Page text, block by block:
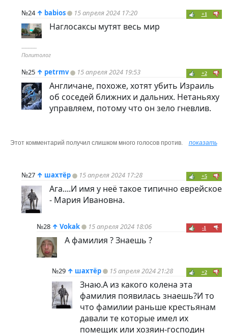
№24 ↑ babios 15 апреля 2024 17:20 +1
Наглосаксы мутят весь мир
----------
Политолог
№25 ↑ petrmv 15 апреля 2024 19:53 +2
Англичане, похоже, хотят убить Израиль
об соседей ближних и дальних. Нетаньяху
управляем, потому что он зело гневлив.
Этот комментарий получил слишком много голосов против. показать
№27 ↑ шахтёр 15 апреля 2024 17:28 +5
Ага....И имя у неё такое типично еврейское
- Мария Ивановна.
№28 ↑ Vokak 15 апреля 2024 18:06 -1
А фамилия ? Знаешь ?
№29 ↑ шахтёр 15 апреля 2024 21:28 +2
Знаю.А из какого колена эта
фамилия появилась знаешь?И то
что фамилии раньше крестьянам
давали те которые имел их
помещик или хозяин-господин